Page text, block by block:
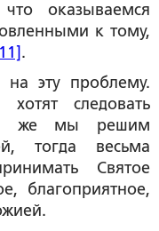
оказываемся
к тому,
.
на эту проблему.
следовать
же мы решим
тогда весьма
Святое
благоприятное,